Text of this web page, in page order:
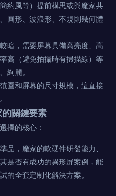
約風等）提前構思或與廠家共
圓形、波浪形、不規則幾何體
暗，需要屏幕具備高亮度、高
高（避免拍攝時有掃描線）等
絢麗。
圍和屏幕的尺寸規模，這直接
的關鍵要素
擇的核心：
品，廠家的軟硬件研發能力、
是否有成功的異形屏案例，能
的全套定制化解決方案。